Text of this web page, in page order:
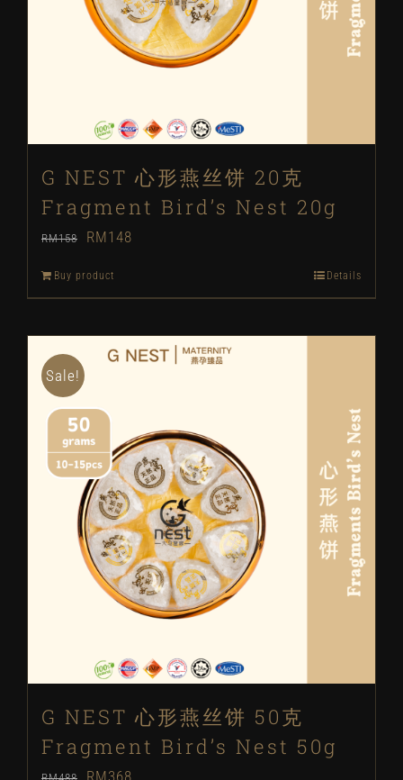
G NEST 心形燕丝饼 20克
Fragment Bird’s Nest 20g
RM158
Original
price
was:
RM148
is:
Buy product Details
Sale!
G NEST 心形燕丝饼 50克
Fragment Bird’s Nest 50g
Original
RM368